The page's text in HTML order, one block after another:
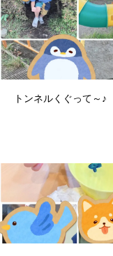
トンネルくぐって～♪